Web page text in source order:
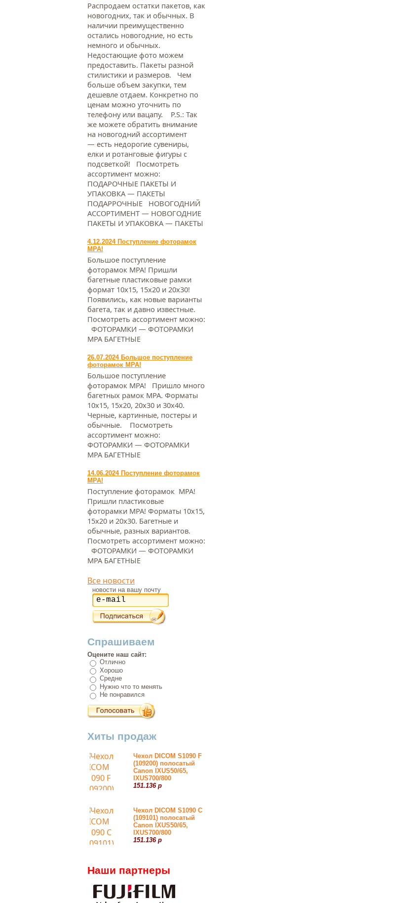
Распродаем остатки пакетов, как
новогодних, так и обычных. В
наличии преимущественно
остались новогодние, но есть
немного и обычных.
Недостающие фото можем
предоставить. Пакеты разной
стилистики и размеров. Чем
больше объем закупки, тем
дешевле отдаем. Конкретно по
ценам можно уточнить по
телефону или вацапу. Р.S.: Так
же можете обратить внимание
на новогодний ассортимент
— есть недорогие сувениры,
елки и ротанговые фигуры с
подсветкой! Посмотреть
ассортимент можно:
ПОДАРОЧНЫЕ ПАКЕТЫ И
УПАКОВКА — ПАКЕТЫ
ПОДАРРОЧНЫЕ НОВОГОДНИЙ
АССОРТИМЕНТ — НОВОГОДНИЕ
ПАКЕТЫ И УПАКОВКА — ПАКЕТЫ
4.12.2024 Поступление фоторамок
МРА!
Большое поступление
фоторамок МРА! Пришли
багетные пластиковые рамки
формат 10х15, 15х20 и 20х30!
Появились, как новые варианты
багета, так и давно известные.
Посмотреть ассортимент можно:
ФОТОРАМКИ — ФОТОРАМКИ
МРА БАГЕТНЫЕ
26.07.2024 Большое поступление
фоторамок МРА!
Большое поступление
фоторамок МРА! Пришло много
багетных рамок МРА. Форматы
10х15, 15х20, 20х30 и 30х40.
Черные, картинные, постеры и
обычные. Посмотреть
ассортимент можно:
ФОТОРАМКИ — ФОТОРАМКИ
МРА БАГЕТНЫЕ
14.06.2024 Поступление фоторамок
МРА!
Поступление фоторамок МРА!
Пришли пластиковые
фоторамки МРА! Форматы 10х15,
15х20 и 20х30. Багетные и
обычные, разных вариантов.
Посмотреть ассортимент можно:
ФОТОРАМКИ — ФОТОРАМКИ
МРА БАГЕТНЫЕ
Все новости
новости на вашу почту
Спрашиваем
Оцените наш сайт:
Отлично
Хорошо
Средне
Нужно что то менять
Не понравился
Хиты продаж
Чехол DICOM S1090 F
(109200) полосатый
Canon IXUS50/65,
IXUS700/800
151.136 р
Чехол DICOM S1090 С
(109101) полосатый
Canon IXUS50/65,
IXUS700/800
151.136 р
Наши партнеры